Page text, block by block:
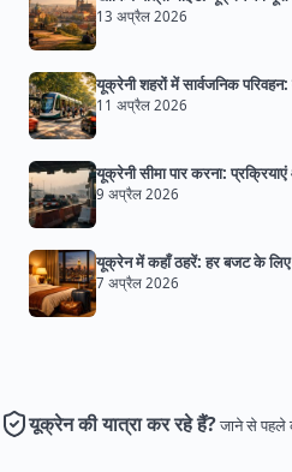
13 अप्रैल 2026
यूक्रेनी शहरों में सार्वजनिक
11 अप्रैल 2026
यूक्रेनी सीमा पार करना:
9 अप्रैल 2026
यूक्रेन में कहाँ ठहरें: हर बजट के
7 अप्रैल 2026
यूक्रेन की यात्रा कर रहे हैं?जाने से पहले